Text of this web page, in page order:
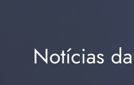
Notícias